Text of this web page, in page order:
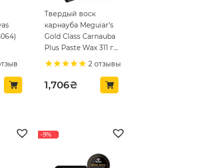
Твердый воск
карнауба Meguiar’s
Gold Class Carnauba
Plus Paste Wax 311 г
(G7014J)
2 отзывы
1,706₴
-9%